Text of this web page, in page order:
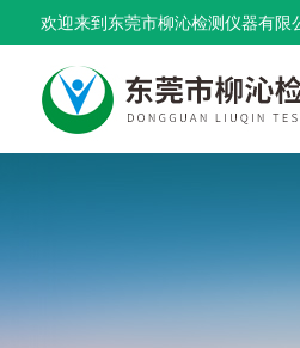
欢迎来到东莞市柳沁检测仪器有限